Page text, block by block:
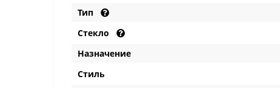
Тип
Стекло
Назначение
Стиль